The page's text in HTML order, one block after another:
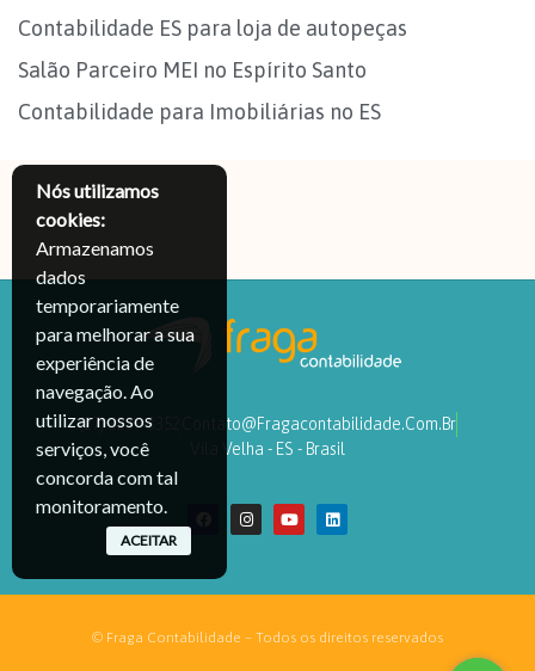
Contabilidade ES para loja de autopeças
Salão Parceiro MEI no Espírito Santo
Contabilidade para Imobiliárias no ES
(27) 3239-3352
Contato@fragacontabilidade.com.br
Vila Velha - ES - Brasil
© Fraga Contabilidade – Todos os direitos reservados
Nós utilizamos
cookies:
Armazenamos
dados
temporariamente
para melhorar a sua
experiência de
navegação. Ao
utilizar nossos
serviços, você
concorda com tal
monitoramento.
ACEITAR